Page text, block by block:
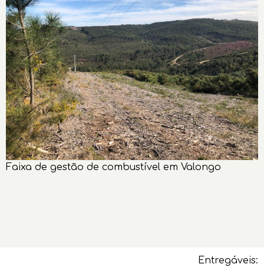
Faixa de gestão de combustível em Valongo
Entregáveis: